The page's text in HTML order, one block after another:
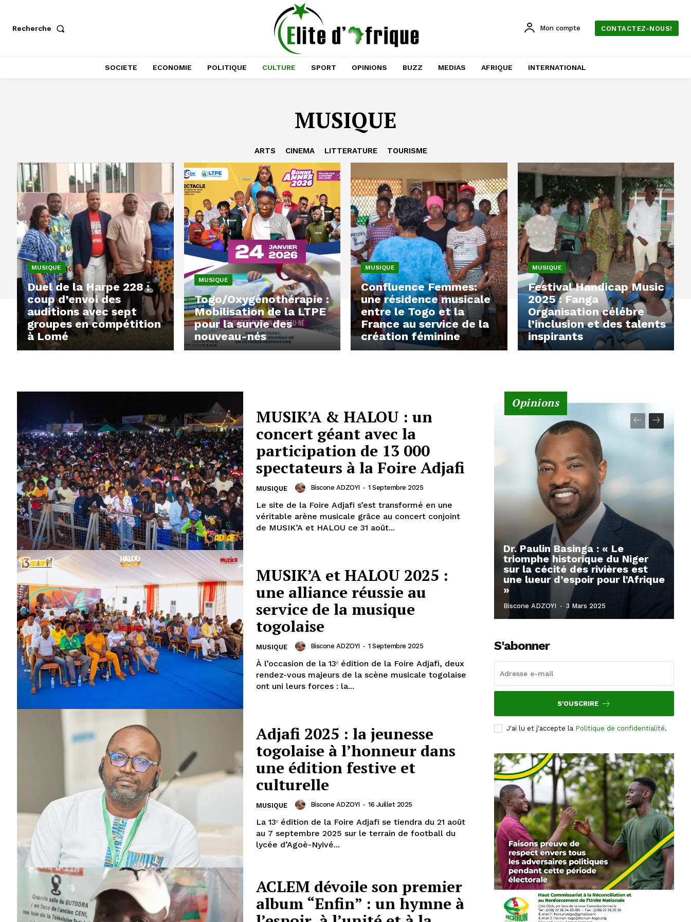
Recherche Mon compte CONTACTEZ-NOUS!
SOCIETE ECONOMIE POLITIQUE CULTURE SPORT OPINIONS BUZZ MEDIAS AFRIQUE INTERNATIONAL
MUSIQUE
ARTS CINEMA LITTERATURE TOURISME
MUSIQUE
Duel de la Harpe 228 :
coup d’envoi des
auditions avec sept
groupes en compétition
à Lomé
MUSIQUE
Togo/Oxygénothérapie :
Mobilisation de la LTPE
pour la survie des
nouveau-nés
MUSIQUE
Confluence Femmes:
une résidence musicale
entre le Togo et la
France au service de la
création féminine
MUSIQUE
Festival Handicap Music
2025 : Fanga
Organisation célébre
l’inclusion et des talents
inspirants
MUSIK’A & HALOU : un
concert géant avec la
participation de 13 000
spectateurs à la Foire Adjafi
MUSIQUE Biscone ADZOYI - 1 Septembre 2025
Le site de la Foire Adjafi s’est transformé en une
véritable arène musicale grâce au concert conjoint
de MUSIK’A et HALOU ce 31 août...
MUSIK’A et HALOU 2025 :
une alliance réussie au
service de la musique
togolaise
MUSIQUE Biscone ADZOYI - 1 Septembre 2025
À l’occasion de la 13ᵉ édition de la Foire Adjafi, deux
rendez-vous majeurs de la scène musicale togolaise
ont uni leurs forces : la...
Adjafi 2025 : la jeunesse
togolaise à l’honneur dans
une édition festive et
culturelle
MUSIQUE Biscone ADZOYI - 16 Juillet 2025
La 13ᵉ édition de la Foire Adjafi se tiendra du 21 août
au 7 septembre 2025 sur le terrain de football du
lycée d’Agoè-Nyivé...
ACLEM dévoile son premier
album “Enfin” : un hymne à
Opinions
Dr. Paulin Basinga : « Le
triomphe historique du Niger
sur la cécité des rivières est
une lueur d’espoir pour l’Afrique
»
Biscone ADZOYI - 3 Mars 2025
S'abonner
S'OUSCRIRE
J'ai lu et j'accepte la Politique de confidentialité.